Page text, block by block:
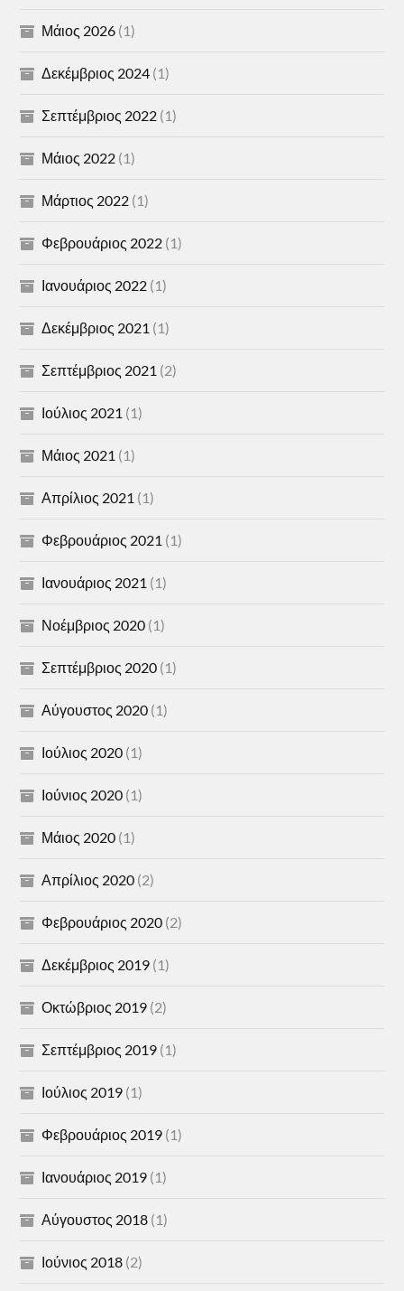
Μάιος 2026 (1)
Δεκέμβριος 2024 (1)
Σεπτέμβριος 2022 (1)
Μάιος 2022 (1)
Μάρτιος 2022 (1)
Φεβρουάριος 2022 (1)
Ιανουάριος 2022 (1)
Δεκέμβριος 2021 (1)
Σεπτέμβριος 2021 (2)
Ιούλιος 2021 (1)
Μάιος 2021 (1)
Απρίλιος 2021 (1)
Φεβρουάριος 2021 (1)
Ιανουάριος 2021 (1)
Νοέμβριος 2020 (1)
Σεπτέμβριος 2020 (1)
Αύγουστος 2020 (1)
Ιούλιος 2020 (1)
Ιούνιος 2020 (1)
Μάιος 2020 (1)
Απρίλιος 2020 (2)
Φεβρουάριος 2020 (2)
Δεκέμβριος 2019 (1)
Οκτώβριος 2019 (2)
Σεπτέμβριος 2019 (1)
Ιούλιος 2019 (1)
Φεβρουάριος 2019 (1)
Ιανουάριος 2019 (1)
Αύγουστος 2018 (1)
Ιούνιος 2018 (2)